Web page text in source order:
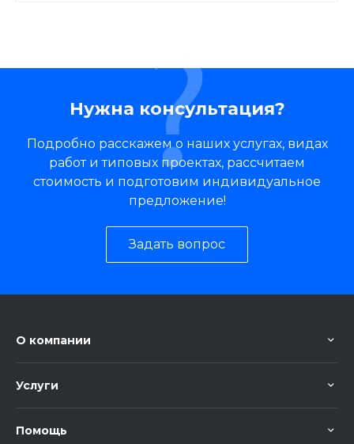
Нужна консультация?
Подробно расскажем о наших услугах, видах
работ и типовых проектах, рассчитаем
стоимость и подготовим индивидуальное
предложение!
Задать вопрос
О компании
Услуги
Помощь